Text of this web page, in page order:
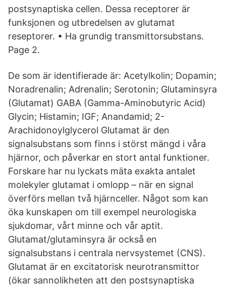
postsynaptiska cellen. Dessa receptorer är
funksjonen og utbredelsen av glutamat
reseptorer. • Ha grundig transmittorsubstans.
Page 2.
De som är identifierade är: Acetylkolin; Dopamin;
Noradrenalin; Adrenalin; Serotonin; Glutaminsyra
(Glutamat) GABA (Gamma-Aminobutyric Acid)
Glycin; Histamin; IGF; Anandamid; 2-
Arachidonoylglycerol Glutamat är den
signalsubstans som finns i störst mängd i våra
hjärnor, och påverkar en stort antal funktioner.
Forskare har nu lyckats mäta exakta antalet
molekyler glutamat i omlopp – när en signal
överförs mellan två hjärnceller. Något som kan
öka kunskapen om till exempel neurologiska
sjukdomar, vårt minne och vår aptit.
Glutamat/glutaminsyra är också en
signalsubstans i centrala nervsystemet (CNS).
Glutamat är en excitatorisk neurotransmittor
(ökar sannolikheten att den postsynaptiska